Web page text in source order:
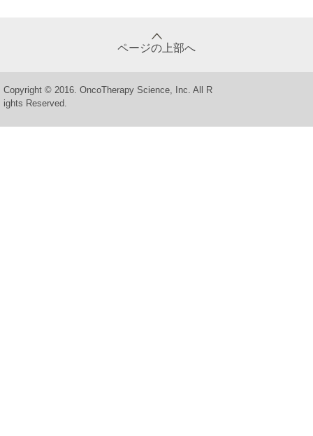
ページの上部へ
Copyright © 2016. OncoTherapy Science, Inc. All R
ights Reserved.